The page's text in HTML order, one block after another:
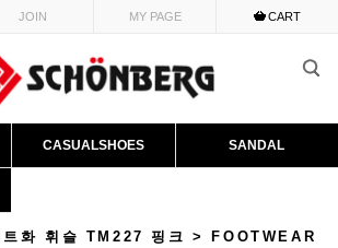
JOIN MY PAGE CART
CASUALSHOES SANDAL
트화 휘슬 TM227 핑크 > FOOTWEAR